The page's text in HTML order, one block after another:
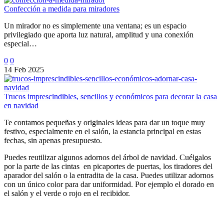
Confección a medida para miradores
Un mirador no es simplemente una ventana; es un espacio
privilegiado que aporta luz natural, amplitud y una conexión
especial…
0 0
14 Feb 2025
Trucos imprescindibles, sencillos y económicos para decorar la casa
en navidad
Te contamos pequeñas y originales ideas para dar un toque muy
festivo, especialmente en el salón, la estancia principal en estas
fechas, sin apenas presupuesto.
Puedes reutilizar algunos adornos del árbol de navidad. Cuélgalos
por la parte de las cintas en picaportes de puertas, los tiradores del
aparador del salón o la entradita de la casa. Puedes utilizar adornos
con un único color para dar uniformidad. Por ejemplo el dorado en
el salón y el verde o rojo en el recibidor.